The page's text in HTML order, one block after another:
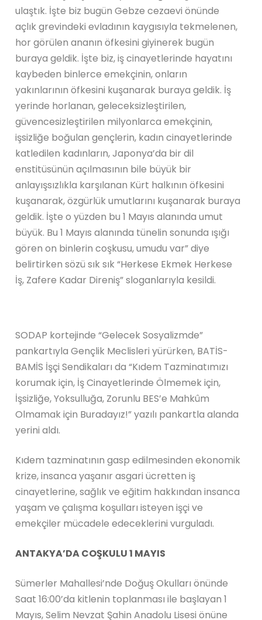
ulaştık. İşte biz bugün Gebze cezaevi önünde
açlık grevindeki evladının kaygısıyla tekmelenen,
hor görülen ananın öfkesini giyinerek bugün
buraya geldik. İşte biz, iş cinayetlerinde hayatını
kaybeden binlerce emekçinin, onların
yakınlarının öfkesini kuşanarak buraya geldik. İş
yerinde horlanan, geleceksizleştirilen,
güvencesizleştirilen milyonlarca emekçinin,
işsizliğe boğulan gençlerin, kadın cinayetlerinde
katledilen kadınların, Japonya’da bir dil
enstitüsünün açılmasının bile büyük bir
anlayışsızlıkla karşılanan Kürt halkının öfkesini
kuşanarak, özgürlük umutlarını kuşanarak buraya
geldik. İşte o yüzden bu 1 Mayıs alanında umut
büyük. Bu 1 Mayıs alanında tünelin sonunda ışığı
gören on binlerin coşkusu, umudu var” diye
belirtirken sözü sık sık “Herkese Ekmek Herkese
İş, Zafere Kadar Direniş” sloganlarıyla kesildi.
SODAP kortejinde “Gelecek Sosyalizmde”
pankartıyla Gençlik Meclisleri yürürken, BATİS-
BAMİS İşçi Sendikaları da “Kıdem Tazminatımızı
korumak için, İş Cinayetlerinde Ölmemek için,
İşsizliğe, Yoksulluğa, Zorunlu BES’e Mahkûm
Olmamak için Buradayız!” yazılı pankartla alanda
yerini aldı.
Kıdem tazminatının gasp edilmesinden ekonomik
krize, insanca yaşanır asgari ücretten iş
cinayetlerine, sağlık ve eğitim hakkından insanca
yaşam ve çalışma koşulları isteyen işçi ve
emekçiler mücadele edeceklerini vurguladı.
ANTAKYA’DA COŞKULU 1 MAYIS
Sümerler Mahallesi’nde Doğuş Okulları önünde
Saat 16:00’da kitlenin toplanması ile başlayan 1
Mayıs, Selim Nevzat Şahin Anadolu Lisesi önüne